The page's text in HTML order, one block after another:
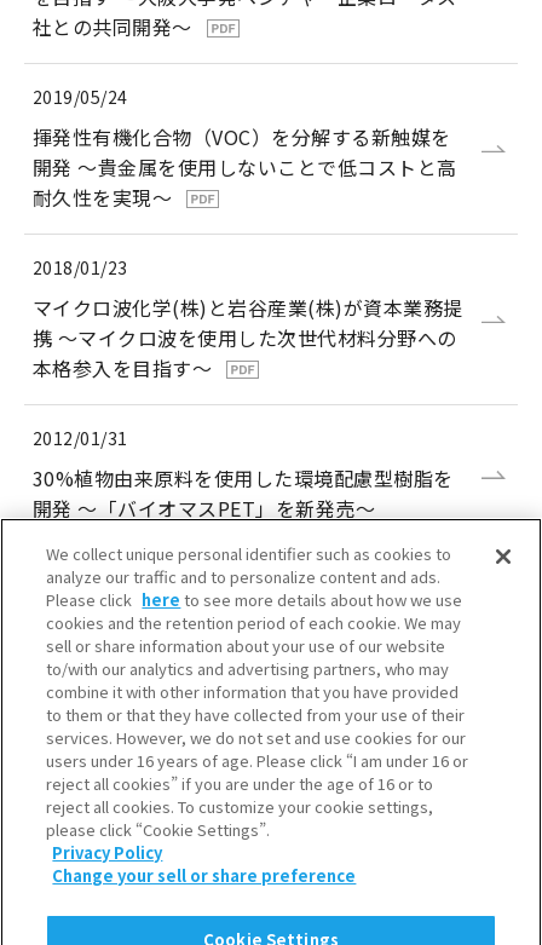
社との共同開発～
2019/05/24
揮発性有機化合物（VOC）を分解する新触媒を
開発 ～貴金属を使用しないことで低コストと高
耐久性を実現～
2018/01/23
マイクロ波化学(株)と岩谷産業(株)が資本業務提
携 〜マイクロ波を使用した次世代材料分野への
本格参入を目指す〜
2012/01/31
30%植物由来原料を使用した環境配慮型樹脂を
開発 ～「バイオマスPET」を新発売～
大阪本社
〒541-0053 大阪市中央区本町3-6-4
東京本社
〒105-8458 東京都港区浜松町2-3-1
個人情報保護について
We collect unique personal identifier such as cookies to
analyze our traffic and to personalize content and ads.
Please click here to see more details about how we use
cookies and the retention period of each cookie. We may
sell or share information about your use of our website
to/with our analytics and advertising partners, who may
combine it with other information that you have provided
to them or that they have collected from your use of their
services. However, we do not set and use cookies for our
users under 16 years of age. Please click “I am under 16 or
reject all cookies” if you are under the age of 16 or to
reject all cookies. To customize your cookie settings,
please click “Cookie Settings”.
Privacy Policy
Change your sell or share preference
Cookie Settings